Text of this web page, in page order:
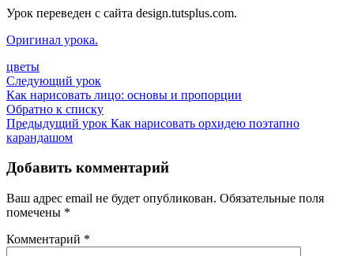
Урок переведен с сайта design.tutsplus.com.
Оригинал урока.
цветы
Следующий урок
Как нарисовать лицо: основы и пропорции
Обратно к списку
Предыдущий урок Как нарисовать орхидею поэтапно
карандашом
Добавить комментарий
Ваш адрес email не будет опубликован. Обязательные поля
помечены *
Комментарий *